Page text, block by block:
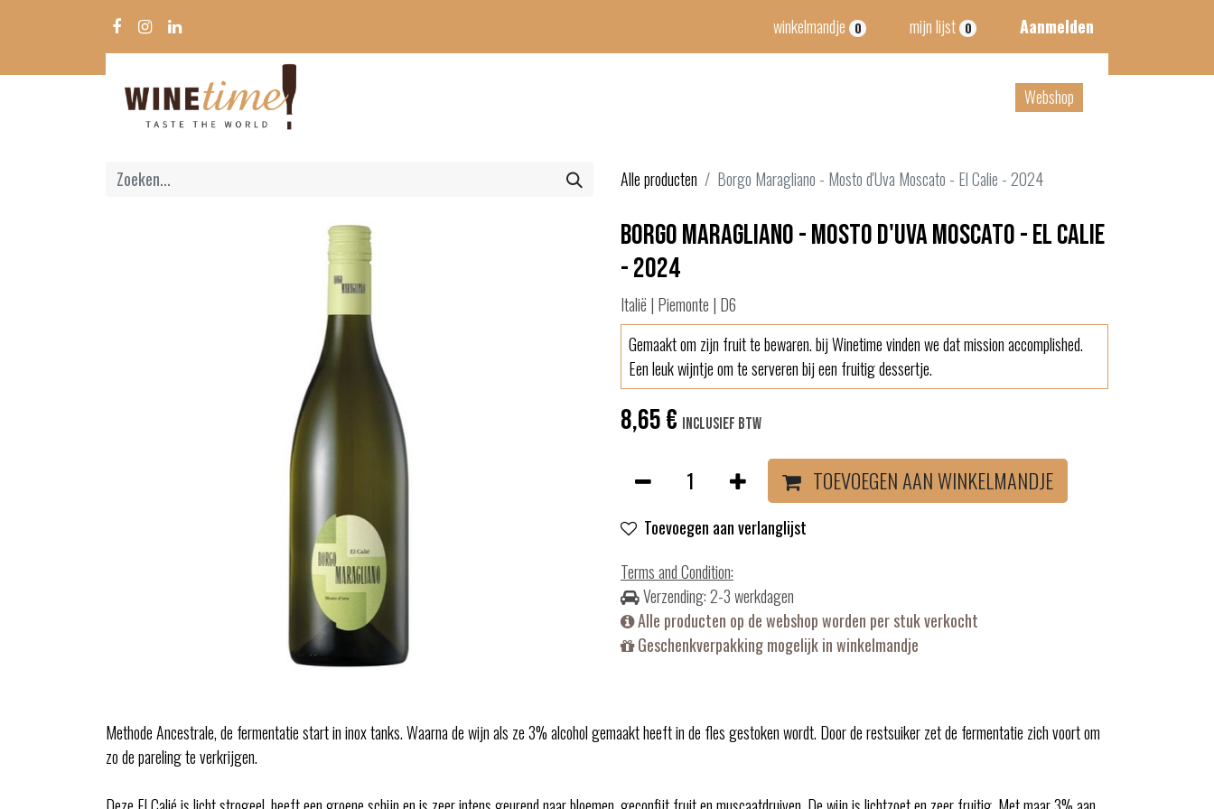
winkelmandje 0 mijn lijst 0 Aanmelden
Webshop
Alle producten Borgo Maragliano - Mosto d'Uva Moscato - El Calie - 2024
Borgo Maragliano - Mosto d'Uva Moscato - El Calie
- 2024
Italië | Piemonte | D6
Gemaakt om zijn fruit te bewaren. bij Winetime vinden we dat mission accomplished.
Een leuk wijntje om te serveren bij een fruitig dessertje.
8,65€ Inclusief btw
TOEVOEGEN AAN WINKELMANDJE
Toevoegen aan verlanglijst
Terms and Condition:
Verzending: 2-3 werkdagen
Alle producten op de webshop worden per stuk verkocht
Geschenkverpakking mogelijk in winkelmandje
Methode Ancestrale, de fermentatie start in inox tanks. Waarna de wijn als ze 3% alcohol gemaakt heeft in de fles gestoken wordt. Door de restsuiker zet de fermentatie zich voort om
zo de pareling te verkrijgen.